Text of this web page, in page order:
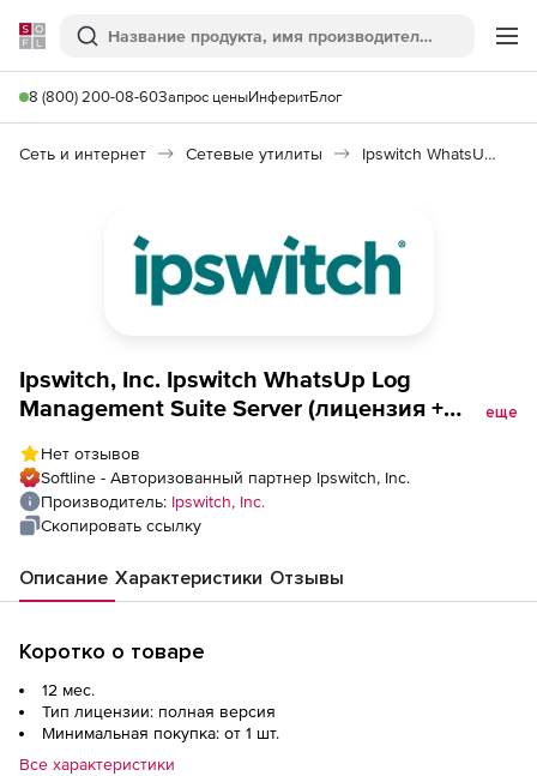
Softline
Поиск
8 (800) 200-08-60Запрос ценыИнферитБлог
Сеть и интернет Сетевые утилиты Ipswitch WhatsUp Log Management Suite
Ipswitch, Inc. Ipswitch WhatsUp Log
Management Suite Server (лицензия +
еще
Нет отзывов
Softline - Авторизованный партнер Ipswitch, Inc.
Производитель: Ipswitch, Inc.
Скопировать ссылку
Описание Характеристики Отзывы
Коротко о товаре
12 мес.
Тип лицензии: полная версия
Минимальная покупка: от 1 шт.
Все характеристики